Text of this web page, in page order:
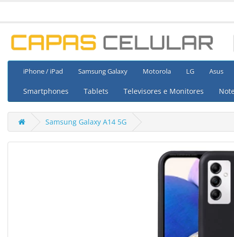
iPhone / iPad Samsung Galaxy Motorola LG Asus
Smartphones Tablets Televisores e Monitores
Samsung Galaxy A14 5G